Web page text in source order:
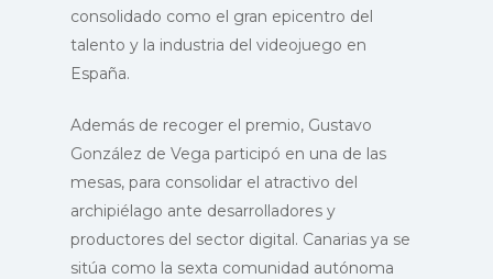
consolidado como el gran epicentro del
talento y la industria del videojuego en
España.
Además de recoger el premio, Gustavo
González de Vega participó en una de las
mesas, para consolidar el atractivo del
archipiélago ante desarrolladores y
productores del sector digital. Canarias ya se
sitúa como la sexta comunidad autónoma